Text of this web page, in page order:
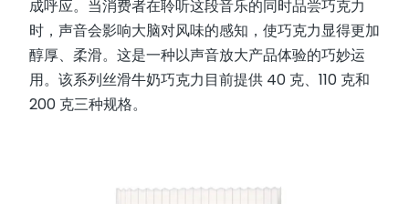
成呼应。当消费者在聆听这段音乐的同时品尝巧克力
时，声音会影响大脑对风味的感知，使巧克力显得更加
醇厚、柔滑。这是一种以声音放大产品体验的巧妙运
用。该系列丝滑牛奶巧克力目前提供 40 克、110 克和
200 克三种规格。